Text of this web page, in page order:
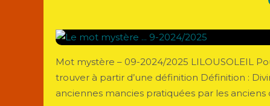
Mot mystère – 09-2024/2025 LILOUSOLEIL
trouver à partir d’une définition Définition :
anciennes mancies pratiquées par les anciens